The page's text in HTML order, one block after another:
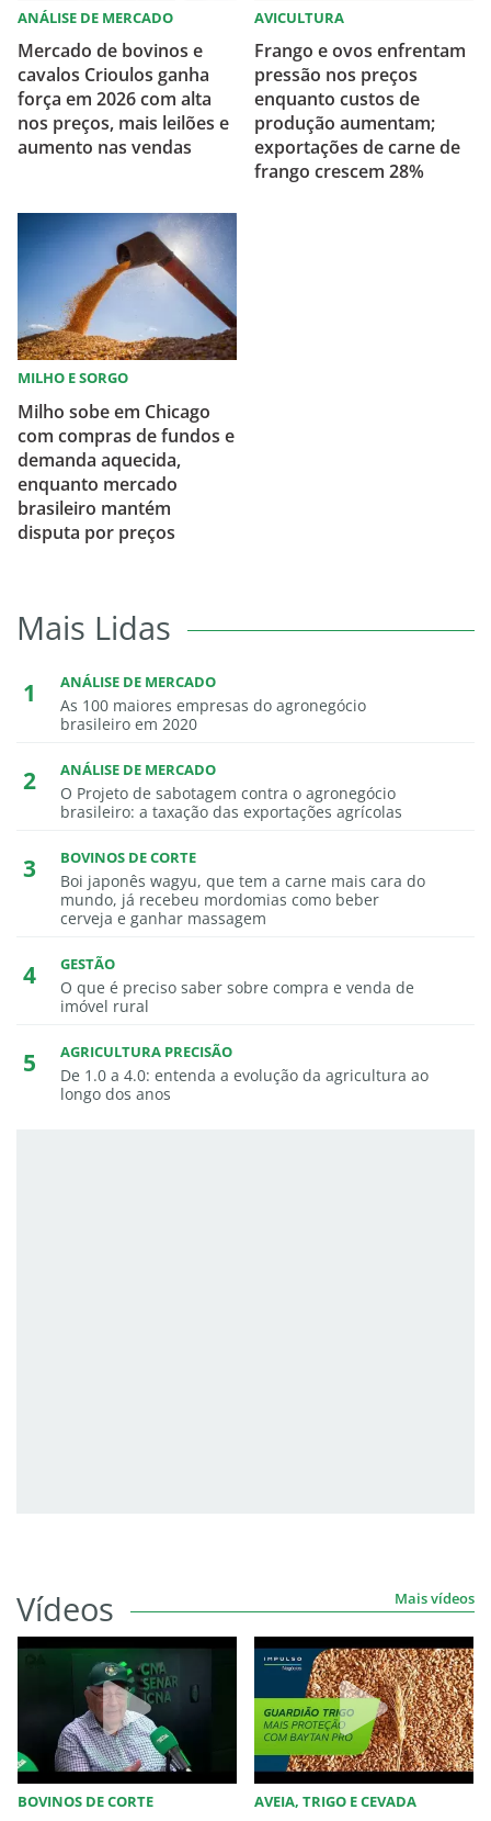
ANÁLISE DE MERCADO
Mercado de bovinos e
cavalos Crioulos ganha
força em 2026 com alta
nos preços, mais leilões e
aumento nas vendas
AVICULTURA
Frango e ovos enfrentam
pressão nos preços
enquanto custos de
produção aumentam;
exportações de carne de
frango crescem 28%
MILHO E SORGO
Milho sobe em Chicago
com compras de fundos e
demanda aquecida,
enquanto mercado
brasileiro mantém
disputa por preços
Mais Lidas
ANÁLISE DE MERCADO
As 100 maiores empresas do agronegócio
brasileiro em 2020
ANÁLISE DE MERCADO
O Projeto de sabotagem contra o agronegócio
brasileiro: a taxação das exportações agrícolas
BOVINOS DE CORTE
Boi japonês wagyu, que tem a carne mais cara do
mundo, já recebeu mordomias como beber
cerveja e ganhar massagem
GESTÃO
O que é preciso saber sobre compra e venda de
imóvel rural
AGRICULTURA PRECISÃO
De 1.0 a 4.0: entenda a evolução da agricultura ao
longo dos anos
Vídeos Mais vídeos
BOVINOS DE CORTE AVEIA, TRIGO E CEVADA